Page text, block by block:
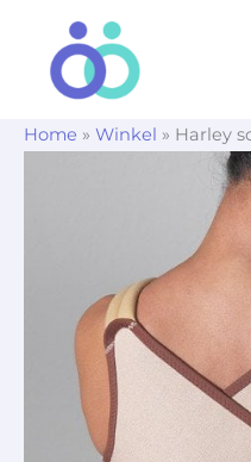
Home » Winkel » Harley